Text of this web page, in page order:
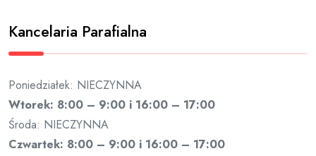
Kancelaria Parafialna
Poniedziałek: NIECZYNNA
Wtorek: 8:00 – 9:00 i 16:00 – 17:00
Środa: NIECZYNNA
Czwartek: 8:00 – 9:00 i 16:00 – 17:00